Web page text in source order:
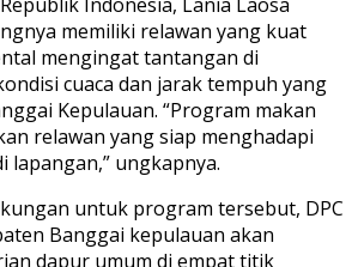
memiliki relawan yang kuat
mengingat tantangan di
cuaca dan jarak tempuh yang
Kepulauan. “Program makan
relawan yang siap menghadapi
lapangan,” ungkapnya.
untuk program tersebut, DPC
Banggai kepulauan akan
dapur umum di empat titik